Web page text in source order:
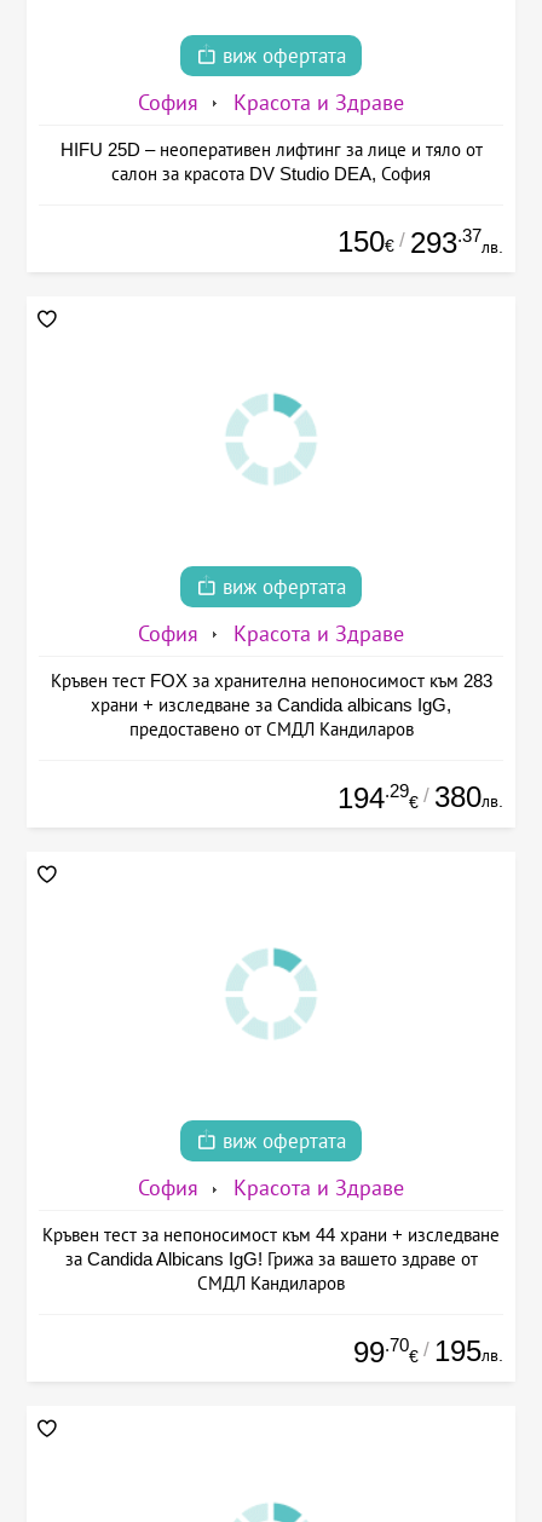
виж офертата
София Красота и Здраве
HIFU 25D – неоперативен лифтинг за лице и тяло от
салон за красота DV Studio DEA, София
150€ / 293.37
лв.
виж офертата
София Красота и Здраве
Кръвен тест FOX за хранителна непоносимост към 283
храни + изследване за Candida albicans IgG,
предоставено от СМДЛ Кандиларов
194.29
€ / 380лв.
виж офертата
София Красота и Здраве
Кръвен тест за непоносимост към 44 храни + изследване
за Candida Albicans IgG! Грижа за вашето здраве от
СМДЛ Кандиларов
99.70
€ / 195лв.